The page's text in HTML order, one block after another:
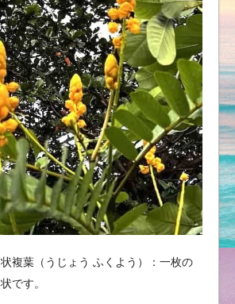
複葉（うじょう ふくよう）：一枚の
です。